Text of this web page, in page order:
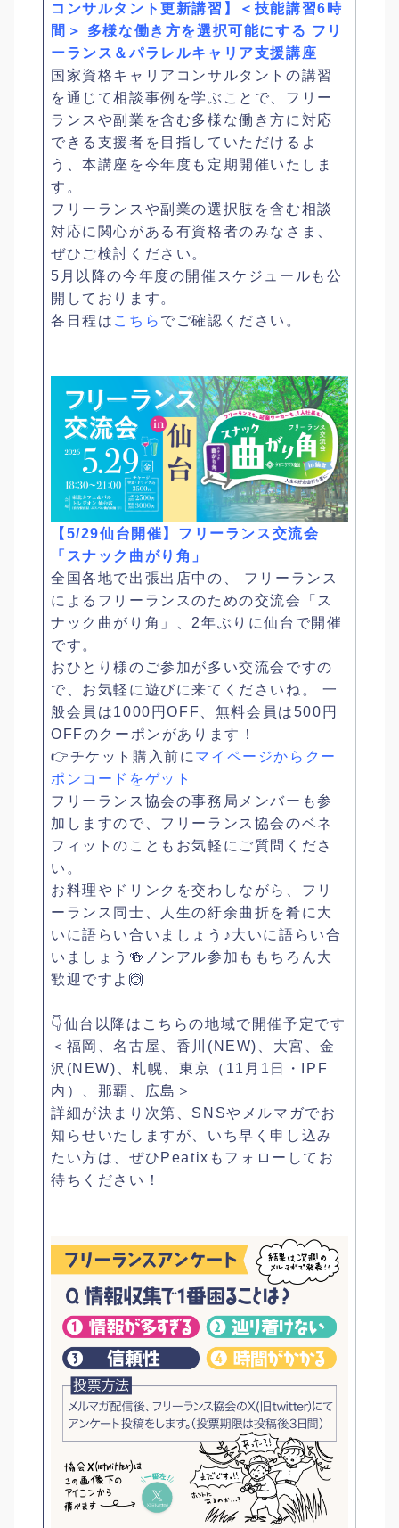
コンサルタント更新講習】＜技能講習6時
間＞ 多様な働き方を選択可能にする フリ
ーランス＆パラレルキャリア支援講座
国家資格キャリアコンサルタントの講習
を通じて相談事例を学ぶことで、フリー
ランスや副業を含む多様な働き方に対応
できる支援者を目指していただけるよ
う、本講座を今年度も定期開催いたしま
す。
フリーランスや副業の選択肢を含む相談
対応に関心がある有資格者のみなさま、
ぜひご検討ください。
5月以降の今年度の開催スケジュールも公
開しております。
各日程は こちら でご確認ください。
【5/29仙台開催】フリーランス交流会
「スナック曲がり角」
全国各地で出張出店中の、 フリーランス
によるフリーランスのための交流会「ス
ナック曲がり角」、2年ぶりに仙台で開催
です。
おひとり様のご参加が多い交流会ですの
で、お気軽に遊びに来てくださいね。 一
般会員は1000円OFF、無料会員は500円
OFFのクーポンがあります！
👉チケット購入前に マイページからクー
ポンコードをゲット
フリーランス協会の事務局メンバーも参
加しますので、フリーランス協会のベネ
フィットのこともお気軽にご質問くださ
い。
お料理やドリンクを交わしながら、フリ
ーランス同士、人生の紆余曲折を肴に大
いに語らい合いましょう♪大いに語らい合
いましょう🍻ノンアル参加ももちろん大
歓迎ですよ🙆
👇仙台以降はこちらの地域で開催予定です
＜福岡、名古屋、香川(NEW)、大宮、金
沢(NEW)、札幌、東京（11月1日・IPF
内）、那覇、広島＞
詳細が決まり次第、SNSやメルマガでお
知らせいたしますが、いち早く申し込み
たい方は、ぜひPeatixもフォローしてお
待ちください！